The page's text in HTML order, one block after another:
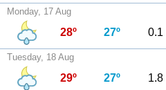
Monday, 17 Aug
28º 27º 0.1
Tuesday, 18 Aug
29º 27º 1.8